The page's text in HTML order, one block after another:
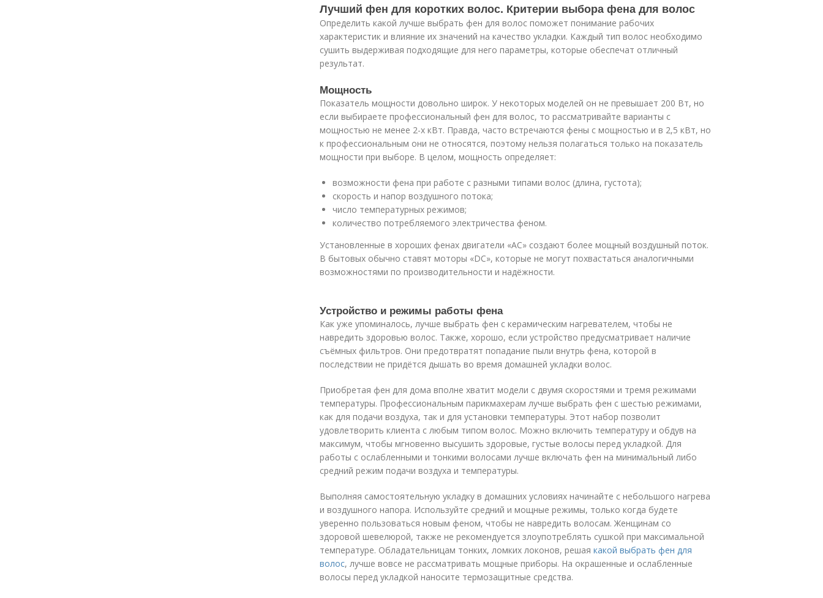
Лучший фен для коротких волос. Критерии выбора фена для волос
Определить какой лучше выбрать фен для волос поможет понимание рабочих
характеристик и влияние их значений на качество укладки. Каждый тип волос необходимо
сушить выдерживая подходящие для него параметры, которые обеспечат отличный
результат.
Мощность
Показатель мощности довольно широк. У некоторых моделей он не превышает 200 Вт, но
если выбираете профессиональный фен для волос, то рассматривайте варианты с
мощностью не менее 2-х кВт. Правда, часто встречаются фены с мощностью и в 2,5 кВт, но
к профессиональным они не относятся, поэтому нельзя полагаться только на показатель
мощности при выборе. В целом, мощность определяет:
возможности фена при работе с разными типами волос (длина, густота);
скорость и напор воздушного потока;
число температурных режимов;
количество потребляемого электричества феном.
Установленные в хороших фенах двигатели «AC» создают более мощный воздушный поток.
В бытовых обычно ставят моторы «DC», которые не могут похвастаться аналогичными
возможностями по производительности и надёжности.
Устройство и режимы работы фена
Как уже упоминалось, лучше выбрать фен с керамическим нагревателем, чтобы не
навредить здоровью волос. Также, хорошо, если устройство предусматривает наличие
съёмных фильтров. Они предотвратят попадание пыли внутрь фена, которой в
последствии не придётся дышать во время домашней укладки волос.
Приобретая фен для дома вполне хватит модели с двумя скоростями и тремя режимами
температуры. Профессиональным парикмахерам лучше выбрать фен с шестью режимами,
как для подачи воздуха, так и для установки температуры. Этот набор позволит
удовлетворить клиента с любым типом волос. Можно включить температуру и обдув на
максимум, чтобы мгновенно высушить здоровые, густые волосы перед укладкой. Для
работы с ослабленными и тонкими волосами лучше включать фен на минимальный либо
средний режим подачи воздуха и температуры.
Выполняя самостоятельную укладку в домашних условиях начинайте с небольшого нагрева
и воздушного напора. Используйте средний и мощные режимы, только когда будете
уверенно пользоваться новым феном, чтобы не навредить волосам. Женщинам со
здоровой шевелюрой, также не рекомендуется злоупотреблять сушкой при максимальной
температуре. Обладательницам тонких, ломких локонов, решая какой выбрать фен для
волос, лучше вовсе не рассматривать мощные приборы. На окрашенные и ослабленные
волосы перед укладкой наносите термозащитные средства.